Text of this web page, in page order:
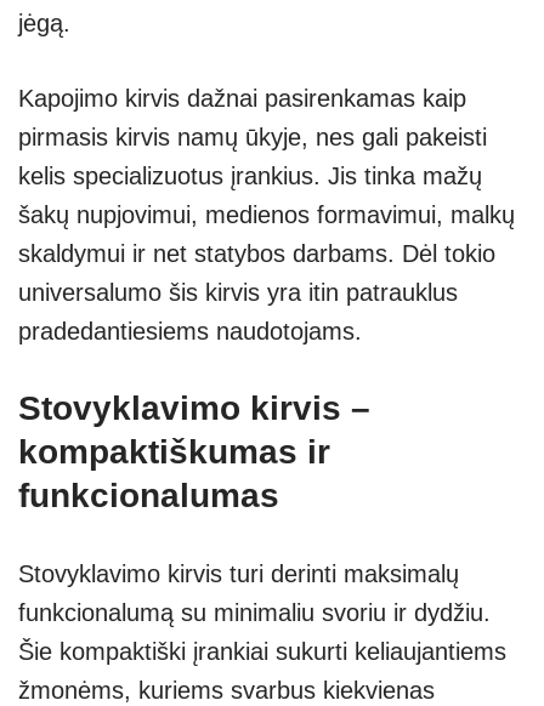
jėgą.
Kapojimo kirvis dažnai pasirenkamas kaip
pirmasis kirvis namų ūkyje, nes gali pakeisti
kelis specializuotus įrankius. Jis tinka mažų
šakų nupjovimui, medienos formavimui, malkų
skaldymui ir net statybos darbams. Dėl tokio
universalumo šis kirvis yra itin patrauklus
pradedantiesiems naudotojams.
Stovyklavimo kirvis –
kompaktiškumas ir
funkcionalumas
Stovyklavimo kirvis turi derinti maksimalų
funkcionalumą su minimaliu svoriu ir dydžiu.
Šie kompaktiški įrankiai sukurti keliaujantiems
žmonėms, kuriems svarbus kiekvienas